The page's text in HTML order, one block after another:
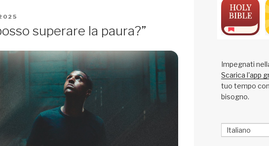
superare la paura?”
Impegnati
Scarica l'app
tuo tempo
bisogno.
Italiano